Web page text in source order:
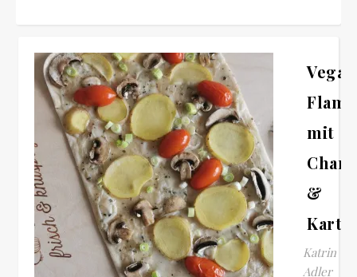
mit
&
Katrin
Adler